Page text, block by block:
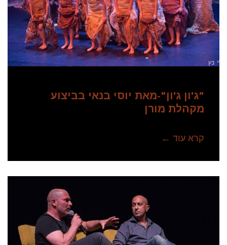
"ג'ון ג'ון"-מאת יוסי בנאי בביצוע
מקהלת מורן
קרא עוד ←